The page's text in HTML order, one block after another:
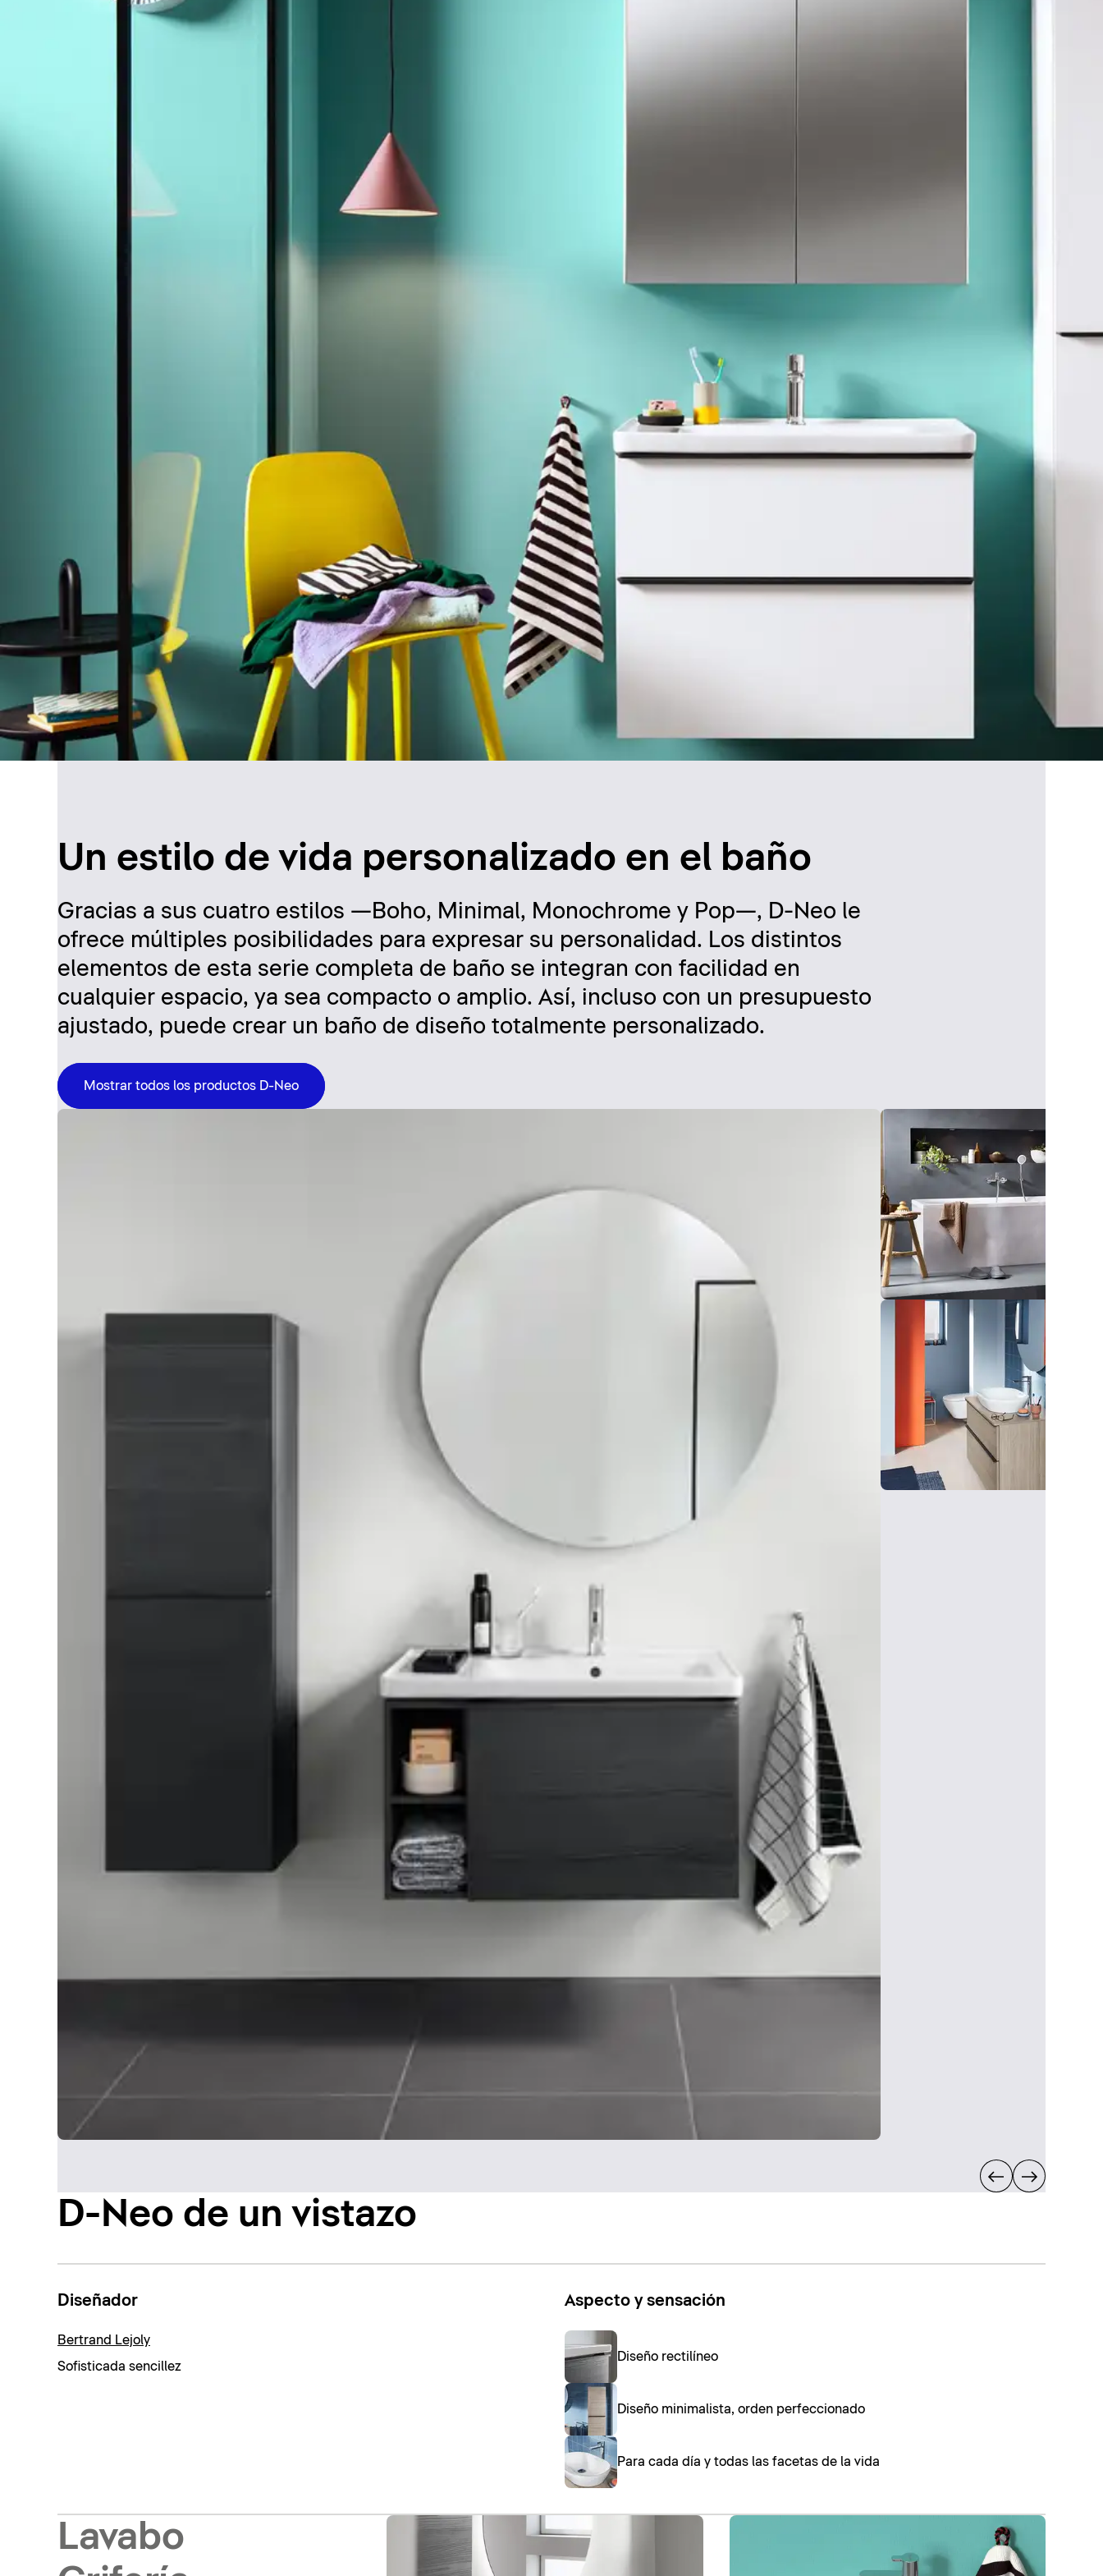
Un estilo de vida personalizado en el baño
Gracias a sus cuatro estilos —Boho, Minimal, Monochrome y Pop—, D-Neo le
ofrece múltiples posibilidades para expresar su personalidad. Los distintos
elementos de esta serie completa de baño se integran con facilidad en
cualquier espacio, ya sea compacto o amplio. Así, incluso con un presupuesto
ajustado, puede crear un baño de diseño totalmente personalizado.
Mostrar todos los productos D-Neo
D-Neo de un vistazo
Diseñador
Bertrand Lejoly
Sofisticada sencillez
Aspecto y sensación
Diseño rectilíneo
Diseño minimalista, orden perfeccionado
Para cada día y todas las facetas de la vida
Lavabo